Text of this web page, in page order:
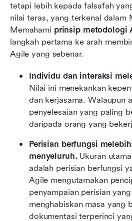
tetapi lebih kepada falsafah
nilai teras, yang terkenal dalam
Memahami prinsip metodologi
langkah pertama ke arah
Agile yang sebenar.
Individu dan interaksi
Nilai ini menekankan
dan kerjasama. Walaupun
penyelesaian yang paling
daripada orang yang
Perisian berfungsi
menyeluruh. Ukuran
adalah perisian berfungsi
Agile mengutamakan
penyampaian perisian
menghabiskan masa yang
dokumentasi terperinci